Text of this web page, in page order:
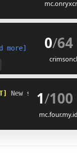
d more] 0/64
New season
1/100